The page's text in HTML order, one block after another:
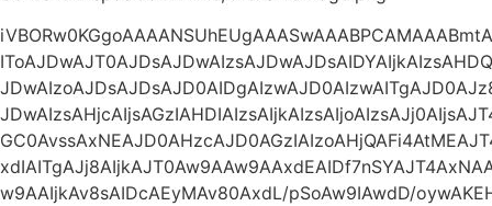
w9AAIjkAv8sAIDcAEyMAv80AxdL/pSoAw9IAwdD/